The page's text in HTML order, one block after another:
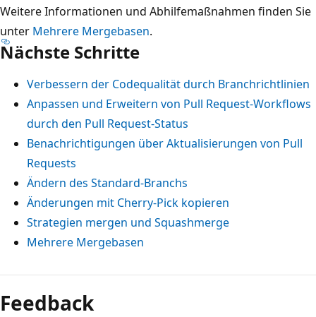
Weitere Informationen und Abhilfemaßnahmen finden Sie
unter Mehrere Mergebasen.
Nächste Schritte
Verbessern der Codequalität durch Branchrichtlinien
Anpassen und Erweitern von Pull Request-Workflows
durch den Pull Request-Status
Benachrichtigungen über Aktualisierungen von Pull
Requests
Ändern des Standard-Branchs
Änderungen mit Cherry-Pick kopieren
Strategien mergen und Squashmerge
Mehrere Mergebasen
Feedback